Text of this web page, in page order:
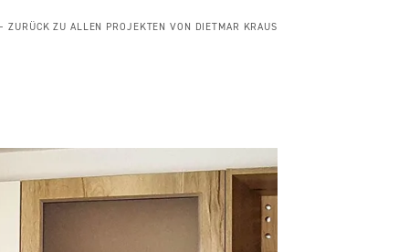
ZURÜCK ZU ALLEN PROJEKTEN VON DIETMAR KRAUS